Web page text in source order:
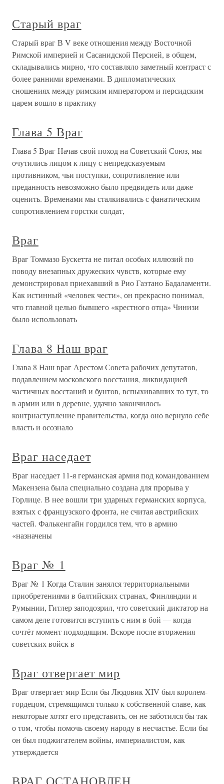
Старый враг
Старый враг В V веке отношения между Восточной
Римской империей и Сасанидской Персией, в общем,
складывались мирно, что составляло заметный контраст с
более ранними временами. В дипломатических
сношениях между римским императором и персидским
царем вошло в практику
Глава 5 Враг
Глава 5 Враг Начав свой поход на Советский Союз, мы
очутились лицом к лицу с непредсказуемым
противником, чьи поступки, сопротивление или
преданность невозможно было предвидеть или даже
оценить. Временами мы сталкивались с фанатическим
сопротивлением горстки солдат,
Враг
Враг Томмазо Бускетта не питал особых иллюзий по
поводу внезапных дружеских чувств, которые ему
демонстрировал приехавший в Рио Гаэтано Бадаламенти.
Как истинный «человек чести», он прекрасно понимал,
что главной целью бывшего «крестного отца» Чинизи
было использовать
Глава 8 Наш враг
Глава 8 Наш враг Арестом Совета рабочих депутатов,
подавлением московского восстания, ликвидацией
частичных восстаний и бунтов, вспыхивавших то тут, то
в армии или в деревне, удачно закончилось
контрнаступление правительства, когда оно вернуло себе
власть и осознало
Враг наседает
Враг наседает 11-я германская армия под командованием
Макензена была специально создана для прорыва у
Горлице. В нее вошли три ударных германских корпуса,
взятых с французского фронта, не считая австрийских
частей. Фалькенгайн гордился тем, что в армию
«назначены
Враг № 1
Враг № 1 Когда Сталин занялся территориальными
приобретениями в балтийских странах, Финляндии и
Румынии, Гитлер заподозрил, что советский диктатор на
самом деле готовится вступить с ним в бой — когда
сочтёт момент подходящим. Вскоре после вторжения
советских войск в
Враг отвергает мир
Враг отвергает мир Если бы Людовик XIV был королем-
гордецом, стремящимся только к собственной славе, как
некоторые хотят его представить, он не заботился бы так
о том, чтобы помочь своему народу в несчастье. Если бы
он был поджигателем войны, империалистом, как
утверждается